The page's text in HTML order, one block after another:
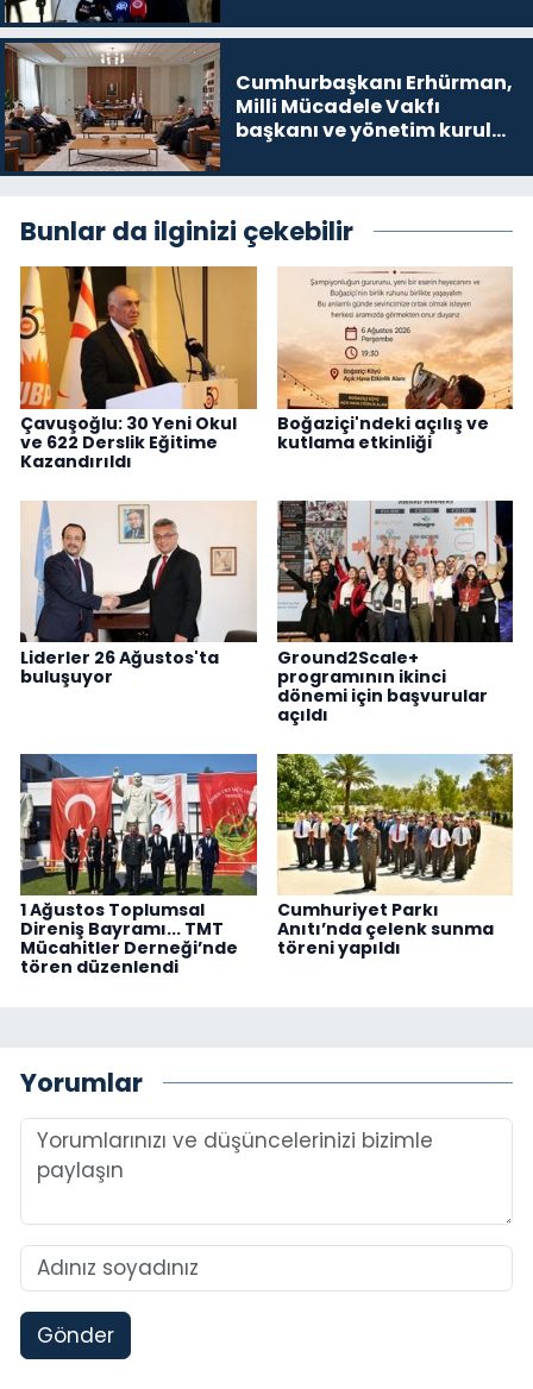
Cumhurbaşkanı Erhürman,
Milli Mücadele Vakfı
başkanı ve yönetim kurulu
Bunlar da ilginizi çekebilir
Çavuşoğlu: 30 Yeni Okul
ve 622 Derslik Eğitime
Kazandırıldı
Boğaziçi'ndeki açılış ve
kutlama etkinliği
Liderler 26 Ağustos'ta
buluşuyor
Ground2Scale+
programının ikinci
dönemi için başvurular
açıldı
1 Ağustos Toplumsal
Direniş Bayramı... TMT
Mücahitler Derneği’nde
tören düzenlendi
Cumhuriyet Parkı
Anıtı’nda çelenk sunma
töreni yapıldı
Yorumlar
Gönder